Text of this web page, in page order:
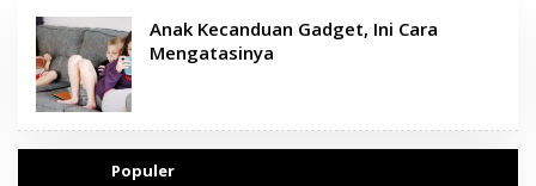
Anak Kecanduan Gadget, Ini Cara
Mengatasinya
Populer